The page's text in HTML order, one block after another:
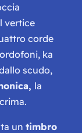
vertice
corde
ka
scudo,
la
un timbro